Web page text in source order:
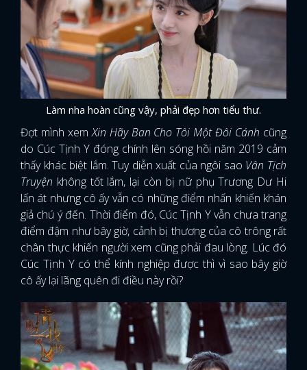
Làm nha hoàn cũng vậy, phải đẹp hơn tiểu thư.
Đợt mình xemXin Hãy Ban Cho Tôi Một Đôi Cánh cũng
do Cúc Tịnh Y đóng chính lên sóng hồi năm 2019 cảm
thấy khác biệt lắm. Tuy diễn xuất của ngôi sao Vân Tịch
Truyện không tốt lắm, lại còn bị nữ phụ Trương Dư Hi
lấn át nhưng cô ấy vẫn có những điểm nhấn khiến khán
giả chú ý đến. Thời điểm đó, Cúc Tịnh Y vẫn chưa trang
điểm đậm như bây giờ, cảnh bị thương của cô trông rất
chân thực khiến người xem cũng phải đau lòng. Lúc đó
Cúc Tịnh Y có thể kính nghiệp được thì vì sao bây giờ
cô ấy lại lãng quên đi điều này rồi?